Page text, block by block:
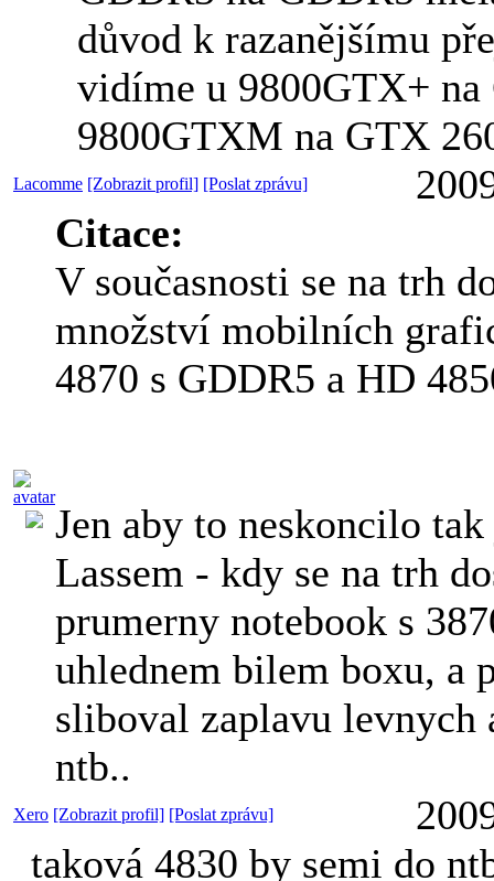
důvod k razanějšímu
vidíme u 9800GTX+ na
9800GTXM na GTX
Lacomme [Zobrazit profil] [Poslat zprávu]
Citace:
V současnosti se na trh
množství mobilních
4870 s GDDR5 a HD
Jen aby to neskoncilo
Lassem - kdy se na trh
prumerny notebook s
uhlednem bilem boxu, a
sliboval zaplavu levnych
ntb..
Xero [Zobrazit profil] [Poslat zprávu]
taková 4830 by semi do